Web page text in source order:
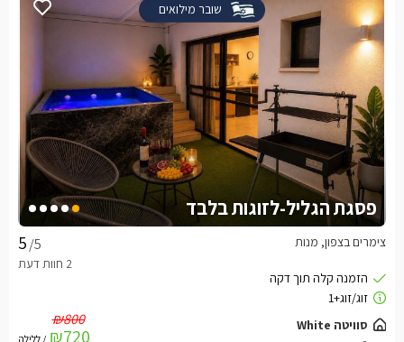
שובר מילואים
פסגת הגליל-לזוגות בלבד
/5 צימרים בצפון, מנות
סוויטה White
₪720
₪800
/ ללילה